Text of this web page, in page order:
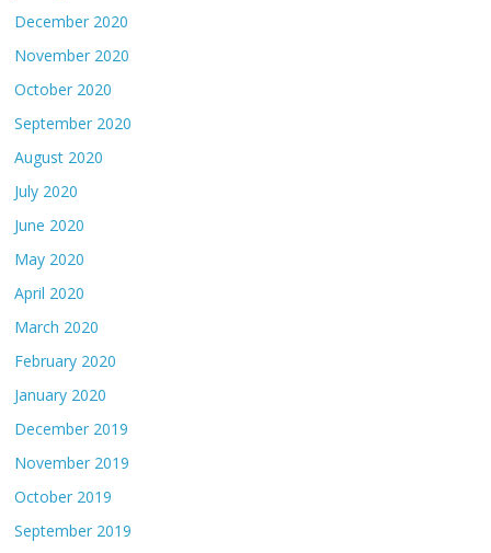
December 2020
November 2020
October 2020
September 2020
August 2020
July 2020
June 2020
May 2020
April 2020
March 2020
February 2020
January 2020
December 2019
November 2019
October 2019
September 2019